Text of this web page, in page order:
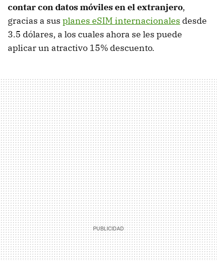
contar con datos móviles en el extranjero,
gracias a sus planes eSIM internacionales desde
3.5 dólares, a los cuales ahora se les puede
aplicar un atractivo 15% descuento.